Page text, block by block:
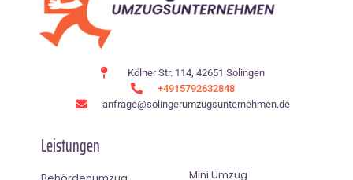
Kölner Str. 114, 42651 Solingen
+4915792632848
anfrage@solingerumzugsunternehmen.de
Leistungen
Mini Umzug